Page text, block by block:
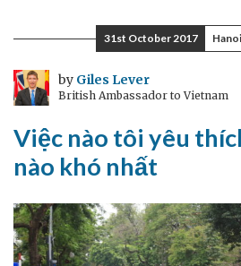
Mậu
Tuất
bàn
về
đề
bảo
Tê
tê
31st October 2017
by Giles Lever
British Ambassador to Vietnam
Việc nào tôi yêu
nào khó nhất